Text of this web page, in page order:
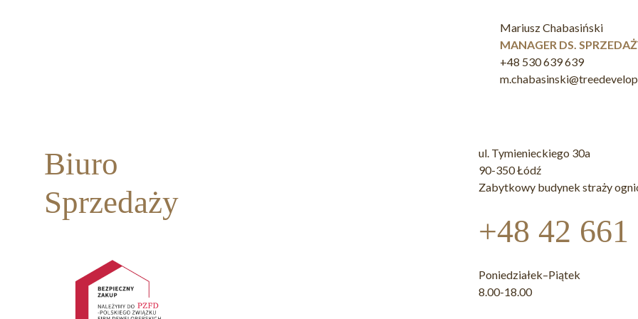
Mariusz Chabasiński
MANAGER DS.
+48 530 639 639
Biuro
Sprzedaży
ul. Tymienieckiego 30a
90-350 Łódź
Zabytkowy budynek straży
+48 42 661
Poniedziałek–Piątek
8.00-18.00